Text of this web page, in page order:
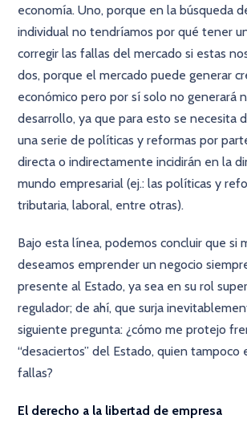
economía. Uno, porque en la búsqueda
individual no tendríamos por qué tener
corregir las fallas del mercado si estas
dos, porque el mercado puede generar
económico pero por sí solo no generará
desarrollo, ya que para esto se necesita
una serie de políticas y reformas por
directa o indirectamente incidirán en la
mundo empresarial (ej.: las políticas y
tributaria, laboral, entre otras).
Bajo esta línea, podemos concluir que si
deseamos emprender un negocio
presente al Estado, ya sea en su rol
regulador; de ahí, que surja
siguiente pregunta: ¿cómo me protejo
“desaciertos” del Estado, quien
fallas?
El derecho a la libertad de empresa